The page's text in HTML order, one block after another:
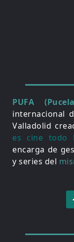
PUFA
internacional
Valladolid
es cine todo
encarga de
y series del